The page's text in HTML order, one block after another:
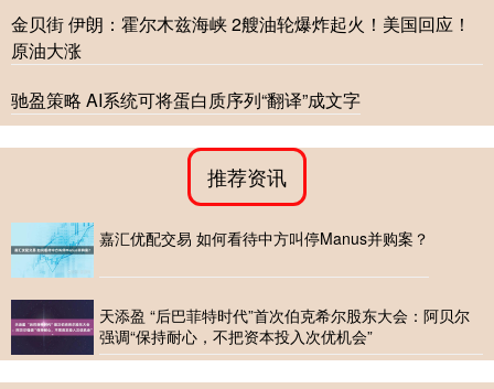
金贝街 伊朗：霍尔木兹海峡 2艘油轮爆炸起火！美国回应！
原油大涨
驰盈策略 AI系统可将蛋白质序列“翻译”成文字
推荐资讯
嘉汇优配交易 如何看待中方叫停Manus并购案？
天添盈 “后巴菲特时代”首次伯克希尔股东大会：阿贝尔
强调“保持耐心，不把资本投入次优机会”